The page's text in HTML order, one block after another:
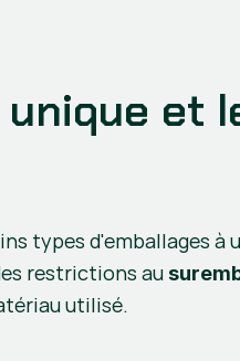
et
types d'emballages à
restrictions au
utilisé.